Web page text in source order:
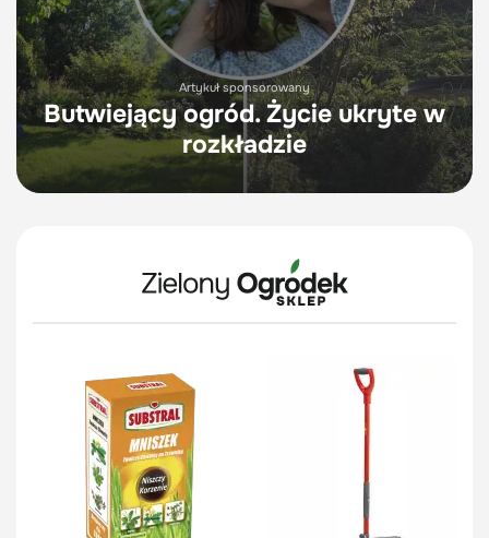
Artykuł sponsorowany
Butwiejący ogród. Życie ukryte w
rozkładzie